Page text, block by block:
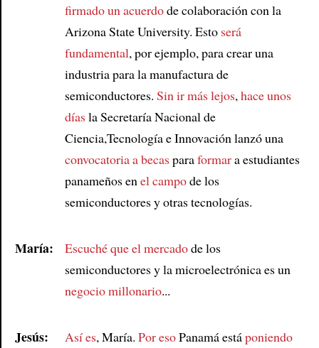
firmado un acuerdode colaboración con la
Arizona State University. Esto será
fundamental, por ejemplo, para crear una
industria para la manufactura de
semiconductores. Sin ir más lejos, hace unos
díasla Secretaría Nacional de
Ciencia,Tecnología e Innovación lanzó una
convocatoria a becasparaformara estudiantes
panameños en el campode los
semiconductores y otras tecnologías.
María: Escuché que el mercadode los
semiconductores y la microelectrónica es un
negocio millonario...
Jesús: Así es, María. Por esoPanamá estáponiendo